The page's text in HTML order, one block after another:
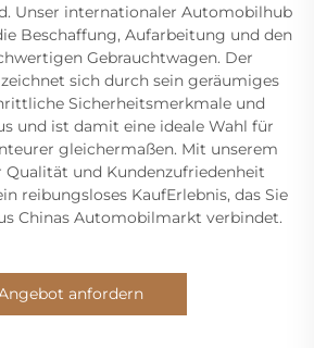
Unser internationaler Automobilhub
Beschaffung, Aufarbeitung und den
Gebrauchtwagen. Der
sich durch sein geräumiges
Sicherheitsmerkmale und
und ist damit eine ideale Wahl für
gleichermaßen. Mit unserem
und Kundenzufriedenheit
reibungsloses KaufErlebnis, das Sie
Chinas Automobilmarkt verbindet.
anfordern